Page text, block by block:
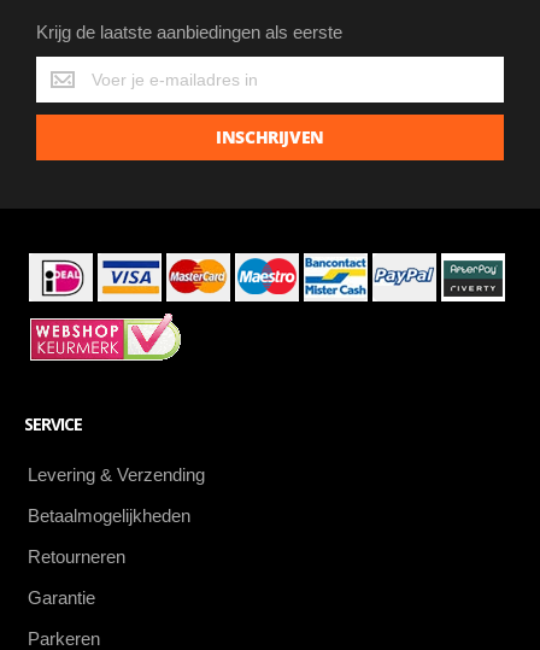
Krijg de laatste aanbiedingen als eerste
Krijg
de
laatste
INSCHRIJVEN
SERVICE
Levering & Verzending
Betaalmogelijkheden
Retourneren
Garantie
Parkeren